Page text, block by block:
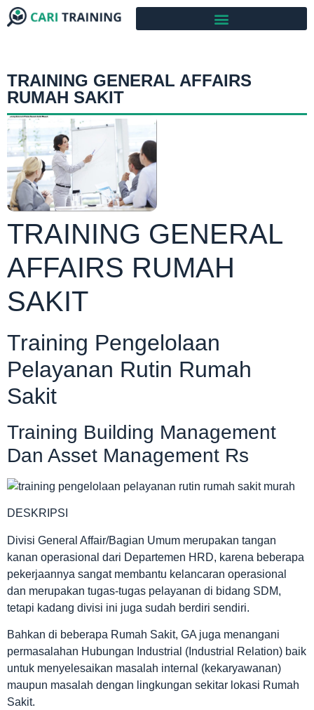
TRAINING GENERAL AFFAIRS
RUMAH SAKIT
TRAINING GENERAL
AFFAIRS RUMAH
SAKIT
Training Pengelolaan
Pelayanan Rutin Rumah
Sakit
Training Building Management
Dan Asset Management Rs
DESKRIPSI
Divisi General Affair/Bagian Umum merupakan tangan
kanan operasional dari Departemen HRD, karena beberapa
pekerjaannya sangat membantu kelancaran operasional
dan merupakan tugas-tugas pelayanan di bidang SDM,
tetapi kadang divisi ini juga sudah berdiri sendiri.
Bahkan di beberapa Rumah Sakit, GA juga menangani
permasalahan Hubungan Industrial (Industrial Relation) baik
untuk menyelesaikan masalah internal (kekaryawanan)
maupun masalah dengan lingkungan sekitar lokasi Rumah
Sakit.